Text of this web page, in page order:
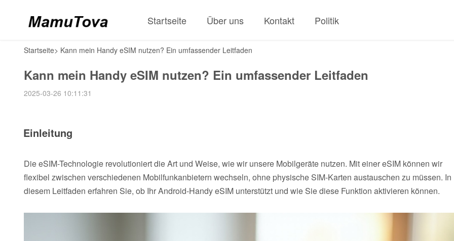
Startseite Über uns Kontakt Politik
Startseite> Kann mein Handy eSIM nutzen? Ein umfassender Leitfaden
Kann mein Handy eSIM nutzen? Ein umfassender Leitfaden
2025-03-26 10:11:31
Einleitung
Die eSIM-Technologie revolutioniert die Art und Weise, wie wir unsere Mobilgeräte nutzen. Mit einer eSIM können wir
flexibel zwischen verschiedenen Mobilfunkanbietern wechseln, ohne physische SIM-Karten austauschen zu müssen. In
diesem Leitfaden erfahren Sie, ob Ihr Android-Handy eSIM unterstützt und wie Sie diese Funktion aktivieren können.